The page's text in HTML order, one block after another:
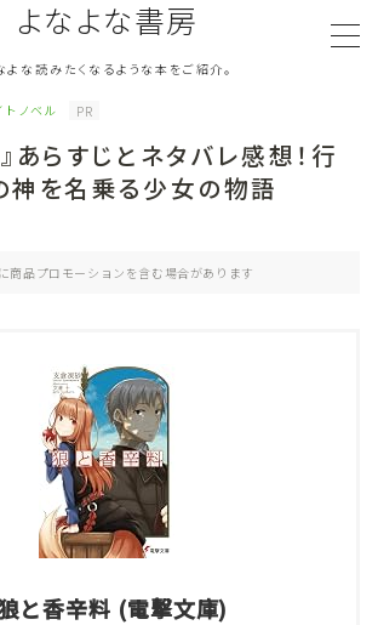
よなよな書房
よな読みたくなるような本をご紹介。
Genre
しむ Good Reading
トノベル PR
あらすじとネタバレ感想！行
神を名乗る少女の物語
商品プロモーションを含む場合があります
と香辛料 (電撃文庫)